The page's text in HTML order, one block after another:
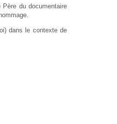
du documentaire
dans le contexte de